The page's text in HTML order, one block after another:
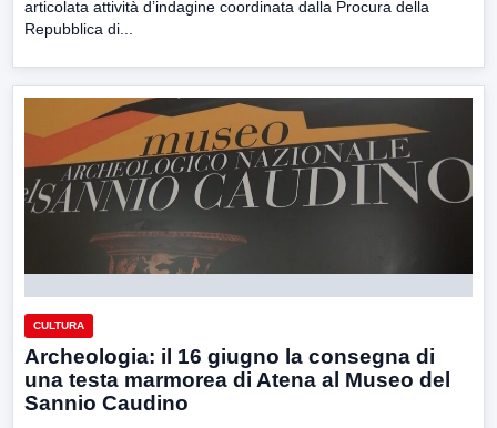
articolata attività d’indagine coordinata dalla Procura della
Repubblica di...
CULTURA
Archeologia: il 16 giugno la consegna di
una testa marmorea di Atena al Museo del
Sannio Caudino